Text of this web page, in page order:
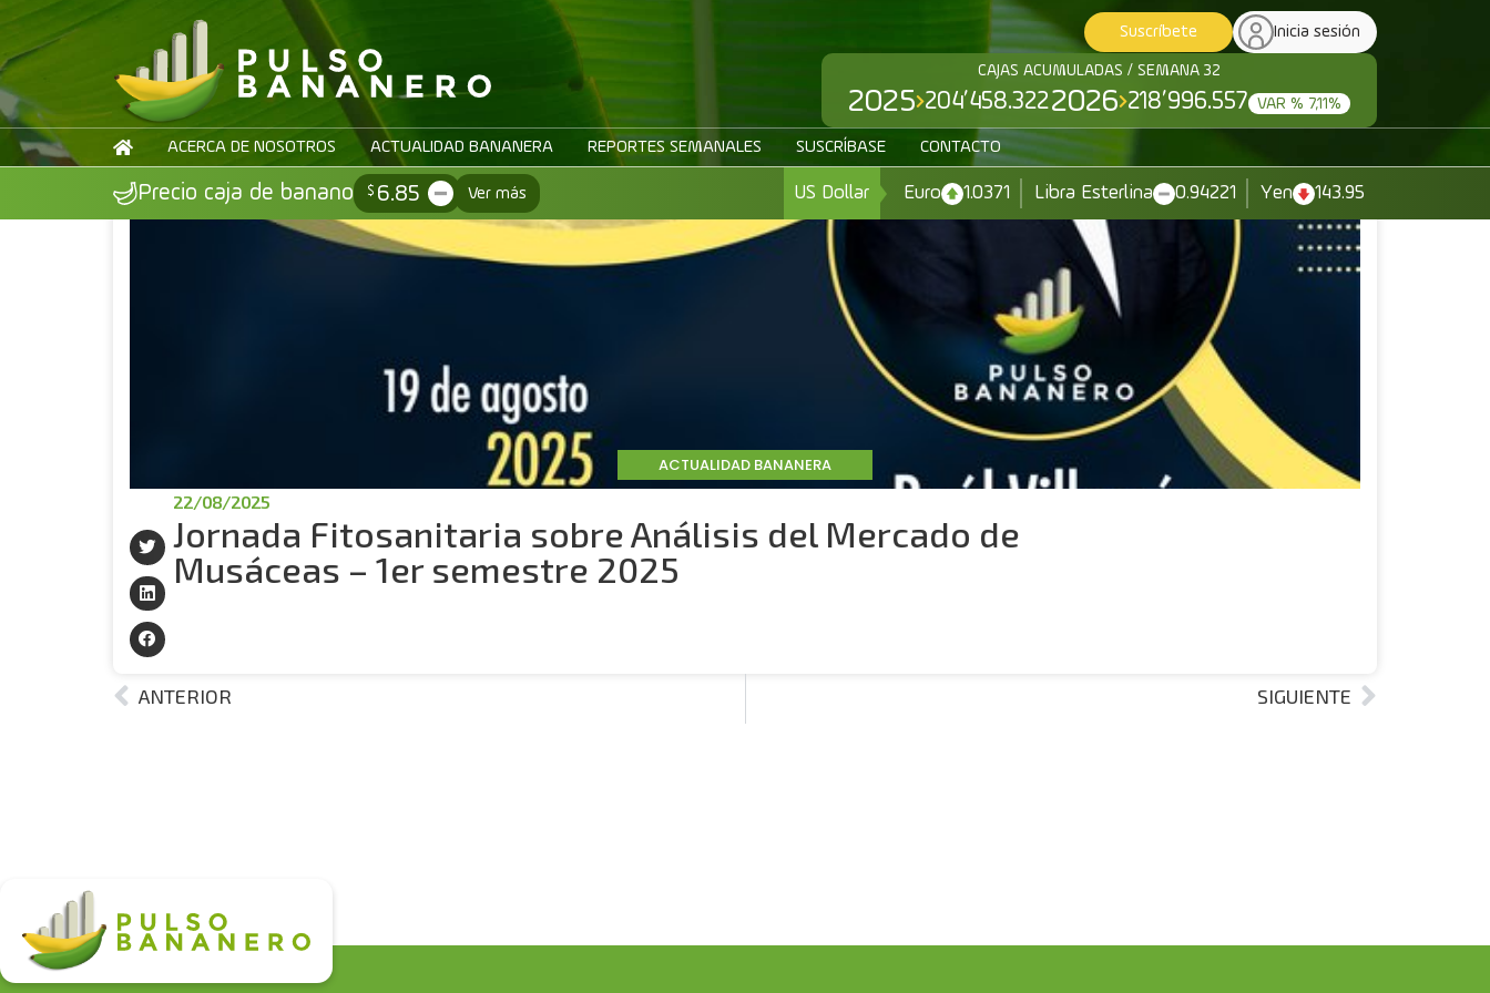
Suscríbete Inicia sesión
CAJAS ACUMULADAS / SEMANA 32
2025 204’458.3222026 218’996.557 VAR % 7,11%
ACERCA DE NOSOTROS ACTUALIDAD BANANERA REPORTES SEMANALES SUSCRÍBASE CONTACTO
Precio caja de banano $ 6.85 Ver más US Dollar Euro 1.0371 Libra Esterlina 0.94221 Yen 143.95
Volver
ACTUALIDAD BANANERA
22/08/2025
Jornada Fitosanitaria sobre Análisis del Mercado de
Musáceas – 1er semestre 2025
ANTERIOR SIGUIENTE